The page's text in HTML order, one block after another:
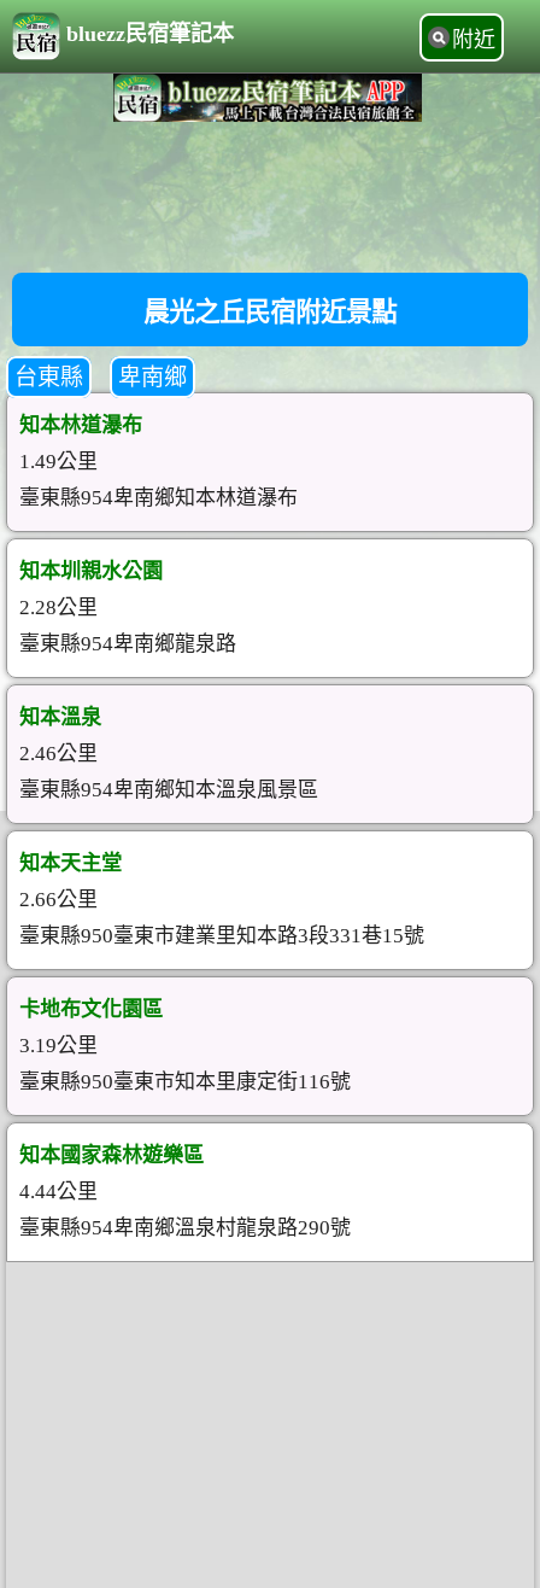
bluezz民宿筆記本 附近
晨光之丘民宿附近景點
台東縣 卑南鄉
知本林道瀑布
1.49公里
臺東縣954卑南鄉知本林道瀑布
知本圳親水公園
2.28公里
臺東縣954卑南鄉龍泉路
知本溫泉
2.46公里
臺東縣954卑南鄉知本溫泉風景區
知本天主堂
2.66公里
臺東縣950臺東市建業里知本路3段331巷15號
卡地布文化園區
3.19公里
臺東縣950臺東市知本里康定街116號
知本國家森林遊樂區
4.44公里
臺東縣954卑南鄉溫泉村龍泉路290號